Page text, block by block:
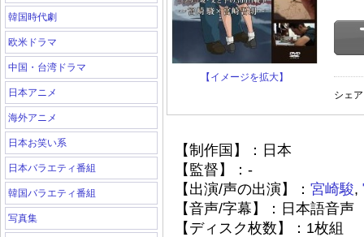
韓国時代劇
欧米ドラマ
中国・台湾ドラマ
日本アニメ
海外アニメ
日本お笑い系
日本バラエティ番組
韓国バラエティ番組
写真集
【イメージを拡大】
シェ
【制作国】：日本
【監督】：-
【出演/声の出演】： 宮崎駿,
【音声/字幕】：日本語音声
【ディスク枚数】：1枚組